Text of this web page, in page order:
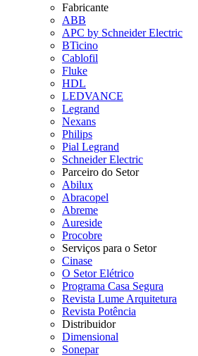
Fabricante
ABB
APC by Schneider Electric
BTicino
Cablofil
Fluke
HDL
LEDVANCE
Legrand
Nexans
Philips
Pial Legrand
Schneider Electric
Parceiro do Setor
Abilux
Abracopel
Abreme
Aureside
Procobre
Serviços para o Setor
Cinase
O Setor Elétrico
Programa Casa Segura
Revista Lume Arquitetura
Revista Potência
Distribuidor
Dimensional
Sonepar